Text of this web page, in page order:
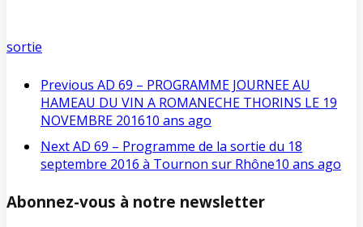
sortie
Previous AD 69 – PROGRAMME JOURNEE AU
HAMEAU DU VIN A ROMANECHE THORINS LE 19
NOVEMBRE 201610 ans ago
NextAD 69 – Programme de la sortie du 18
septembre 2016 à Tournon sur Rhône10 ans ago
Abonnez-vous à notre newsletter